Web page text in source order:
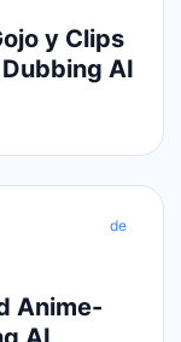
y Clips
AI
de
Anime-